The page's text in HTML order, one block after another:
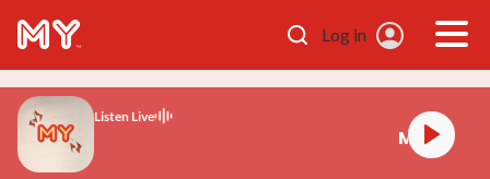
Log in
Listen Live
MY FM 好玩!